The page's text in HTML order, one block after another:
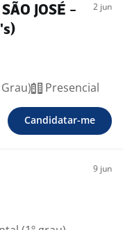
JOSÉ -
2 jun
Presencial
Candidatar-me
9 jun